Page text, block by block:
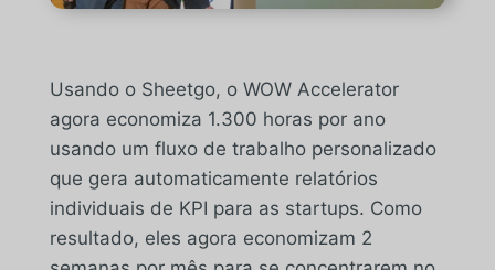
Usando o Sheetgo, o WOW Accelerator
agora economiza 1.300 horas por ano
usando um fluxo de trabalho personalizado
que gera automaticamente relatórios
individuais de KPI para as startups. Como
resultado, eles agora economizam 2